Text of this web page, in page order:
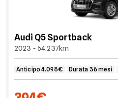
Audi Q5 Sportback
2023 - 64.237km
Anticipo 4.098€ Durata 36 mesi